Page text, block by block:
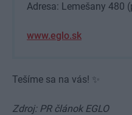
Adresa: Lemešany 480
www.eglo.sk
Tešíme sa na vás! ✨
Zdroj: PR článok EGLO